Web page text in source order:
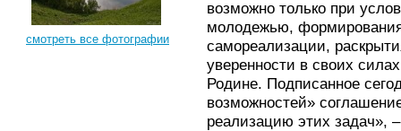
смотреть все фотографии
возможно только при
молодежью,
самореализации,
уверенности в своих
Родине. Подписанное
возможностей»
реализацию этих задач»,